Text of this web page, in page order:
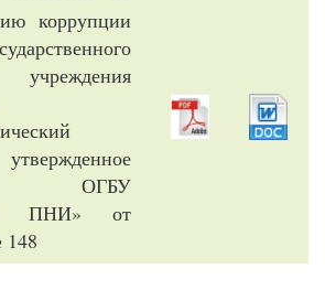
коррупции
ОГБУ
ПНИ» от
148